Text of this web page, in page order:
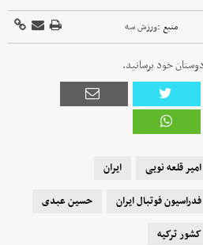
منبع :ورزش سه
خود برسانید.
امیر قلعه نویی
ایران
فدراسیون فوتبال ایران
حسین عبدی
کشور ترکیه